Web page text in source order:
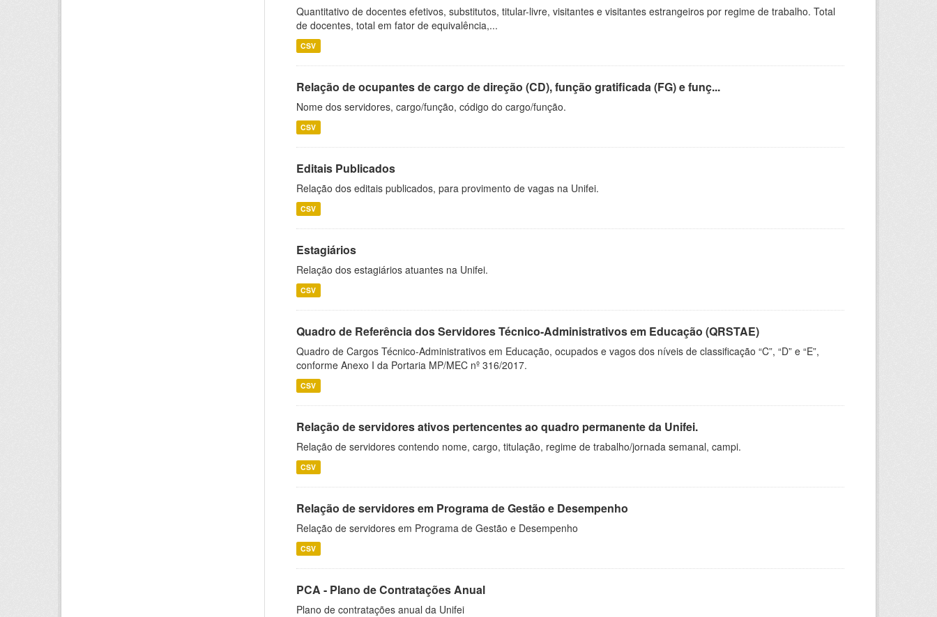
Quantitativo de docentes efetivos, substitutos, titular-livre, visitantes e visitantes estrangeiros por regime de trabalho. Total
de docentes, total em fator de equivalência,...
CSV
Relação de ocupantes de cargo de direção (CD), função gratificada (FG) e funç...
Nome dos servidores, cargo/função, código do cargo/função.
CSV
Editais Publicados
Relação dos editais publicados, para provimento de vagas na Unifei.
CSV
Estagiários
Relação dos estagiários atuantes na Unifei.
CSV
Quadro de Referência dos Servidores Técnico-Administrativos em Educação (QRSTAE)
Quadro de Cargos Técnico-Administrativos em Educação, ocupados e vagos dos níveis de classificação “C”, “D” e “E”,
conforme Anexo I da Portaria MP/MEC nº 316/2017.
CSV
Relação de servidores ativos pertencentes ao quadro permanente da Unifei.
Relação de servidores contendo nome, cargo, titulação, regime de trabalho/jornada semanal, campi.
CSV
Relação de servidores em Programa de Gestão e Desempenho
Relação de servidores em Programa de Gestão e Desempenho
CSV
PCA - Plano de Contratações Anual
Plano de contratações anual da Unifei